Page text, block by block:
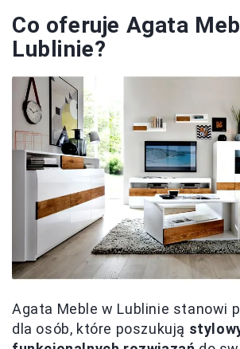
Co oferuje Agata
Lublinie?
Agata Meble w Lublinie stanowi
dla osób, które poszukują